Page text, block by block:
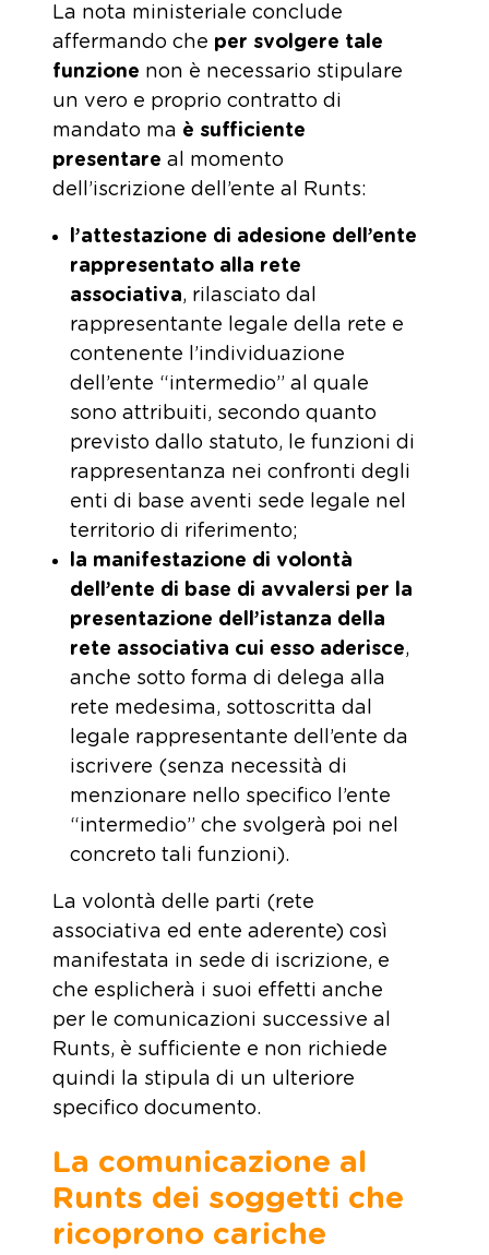
La nota ministeriale conclude
affermando che per svolgere tale
funzione non è necessario stipulare
un vero e proprio contratto di
mandato ma è sufficiente
presentare al momento
dell’iscrizione dell’ente al Runts:
l’attestazione di adesione dell’ente
rappresentato alla rete
associativa, rilasciato dal
rappresentante legale della rete e
contenente l’individuazione
dell’ente “intermedio” al quale
sono attribuiti, secondo quanto
previsto dallo statuto, le funzioni di
rappresentanza nei confronti degli
enti di base aventi sede legale nel
territorio di riferimento;
la manifestazione di volontà
dell’ente di base di avvalersi per la
presentazione dell’istanza della
rete associativa cui esso aderisce,
anche sotto forma di delega alla
rete medesima, sottoscritta dal
legale rappresentante dell’ente da
iscrivere (senza necessità di
menzionare nello specifico l’ente
“intermedio” che svolgerà poi nel
concreto tali funzioni).
La volontà delle parti (rete
associativa ed ente aderente) così
manifestata in sede di iscrizione, e
che esplicherà i suoi effetti anche
per le comunicazioni successive al
Runts, è sufficiente e non richiede
quindi la stipula di un ulteriore
specifico documento.
La comunicazione al
Runts dei soggetti che
ricoprono cariche